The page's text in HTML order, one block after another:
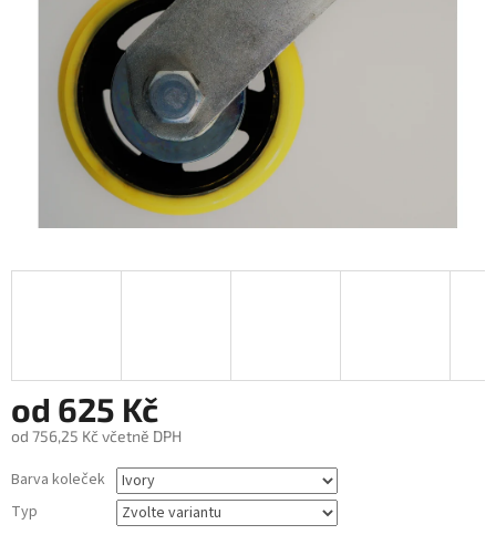
od 625 Kč
od 756,25 Kč včetně DPH
cena:
Barva koleček
Typ